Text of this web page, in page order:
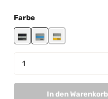
Farbeauswählen
black-grey-black
grey-lightblue-grey
yellow-white-
Produkt Anzahl: Gib
In den Warenkorb